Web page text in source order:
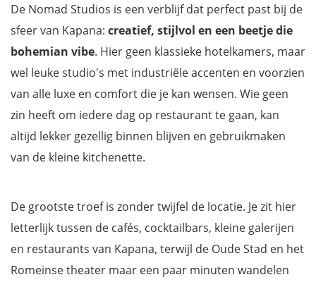
De Nomad Studios is een verblijf dat perfect past bij de
sfeer van Kapana: creatief, stijlvol en een beetje die
bohemian vibe. Hier geen klassieke hotelkamers, maar
wel leuke studio's met industriële accenten en voorzien
van alle luxe en comfort die je kan wensen. Wie geen
zin heeft om iedere dag op restaurant te gaan, kan
altijd lekker gezellig binnen blijven en gebruikmaken
van de kleine kitchenette.
De grootste troef is zonder twijfel de locatie. Je zit hier
letterlijk tussen de cafés, cocktailbars, kleine galerijen
en restaurants van Kapana, terwijl de Oude Stad en het
Romeinse theater maar een paar minuten wandelen